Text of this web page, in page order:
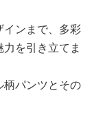
インまで、多彩
を引き立てま
パンツとその